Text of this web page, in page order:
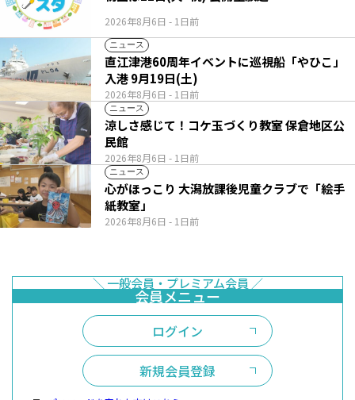
2026年8月6日 - 1日前
ニュース
2026年8月6日 - 1日前
直江津港60周年イベントに巡視船「やひこ」
入港 9月19日(土)
ニュース
2026年8月6日 - 1日前
涼しさ感じて！コケ玉づくり教室 保倉地区公
民館
ニュース
2026年8月6日 - 1日前
心がほっこり 大潟放課後児童クラブで「絵手
紙教室」
ログイン
新規会員登録